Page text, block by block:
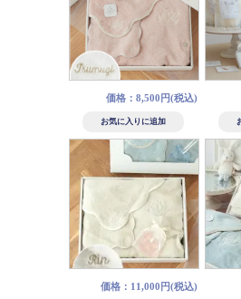
価格：8,500円(税込)
価格：11,000円(税込)